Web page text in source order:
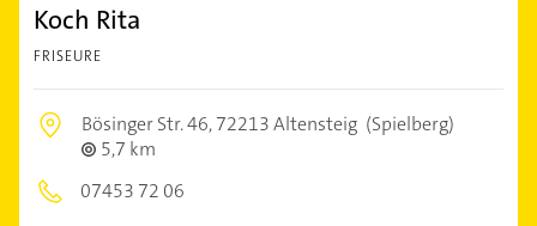
Koch Rita
FRISEURE
Bösinger Str. 46,72213 Altensteig (Spielberg)
5,7 km
07453 72 06